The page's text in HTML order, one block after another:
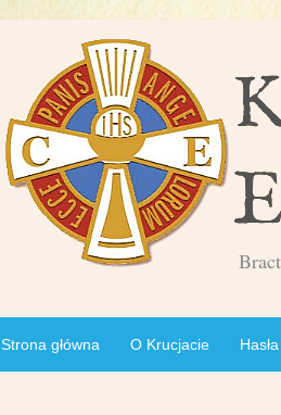
Strona główna O Krucjacie